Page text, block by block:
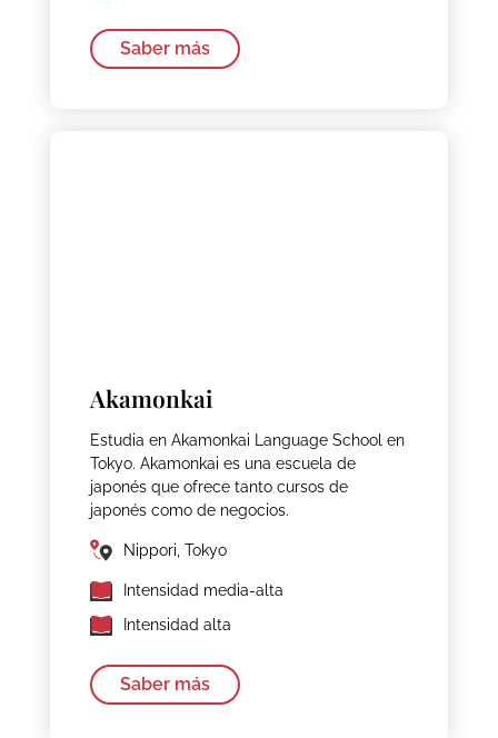
Saber más
Akamonkai
Estudia en Akamonkai Language School en
Tokyo. Akamonkai es una escuela de
japonés que ofrece tanto cursos de
japonés como de negocios.
Nippori, Tokyo
Intensidad media-alta
Intensidad alta
Saber más